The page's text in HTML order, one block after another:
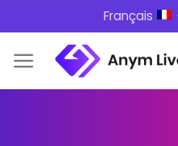
to
content
Français